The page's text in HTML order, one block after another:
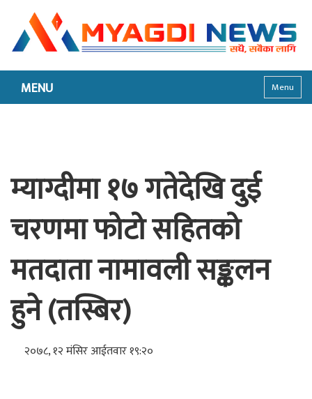
MENU Menu
म्याग्दीमा १७ गतेदेखि दुई
चरणमा फोटो सहितको
मतदाता नामावली सङ्कलन
हुने (तस्बिर)
२०७८, १२ मंसिर आईतवार १९:२०